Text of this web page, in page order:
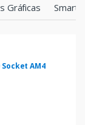
Gráficas
Socket AM4